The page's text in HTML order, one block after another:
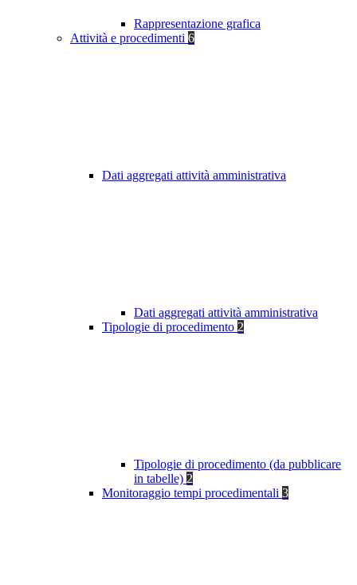
Rappresentazione grafica
Attività e procedimenti 6
Dati aggregati attività amministrativa
Dati aggregati attività amministrativa
Tipologie di procedimento 2
Tipologie di procedimento (da pubblicare
in tabelle) 2
Monitoraggio tempi procedimentali 3